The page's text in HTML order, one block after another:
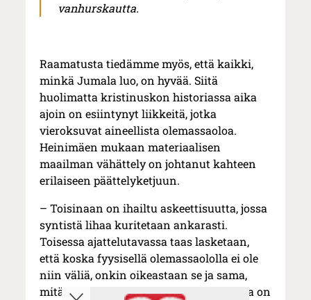
vanhurskautta.
Raamatusta tiedämme myös, että kaikki,
minkä Jumala luo, on hyvää. Siitä
huolimatta kristinuskon historiassa aika
ajoin on esiintynyt liikkeitä, jotka
vieroksuvat aineellista olemassaoloa.
Heinimäen mukaan materiaalisen
maailman vähättely on johtanut kahteen
erilaiseen päättelyketjuun.
– Toisinaan on ihailtu askeettisuutta, jossa
syntistä lihaa kuritetaan ankarasti.
Toisessa ajattelutavassa taas lasketaan,
että koska fyysisellä olemassaololla ei ole
niin väliä, onkin oikeastaan se ja sama,
mitä sillä tehdään. Tämä lähestymistapa on